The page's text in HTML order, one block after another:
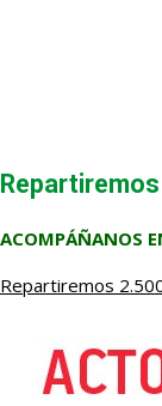
ACOMPÁÑANOS
Repartiremos